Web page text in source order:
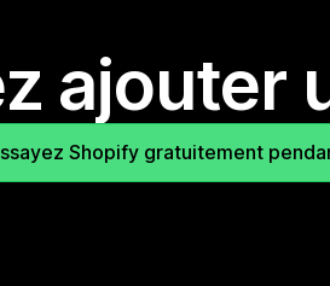
ajouter
Shopify gratuitement